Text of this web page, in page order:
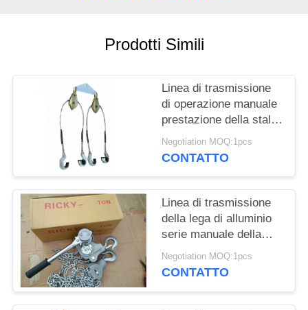
Prodotti Simili
Linea di trasmissione
di operazione manuale
prestazione della stalla
del sollevatore dei
conduttori
Negotiation MOQ:1pcs
CONTATTO
Linea di trasmissione
della lega di alluminio
serie manuale della
maniglia dello
strumento che solleva
Negotiation MOQ:1pcs
CONTATTO